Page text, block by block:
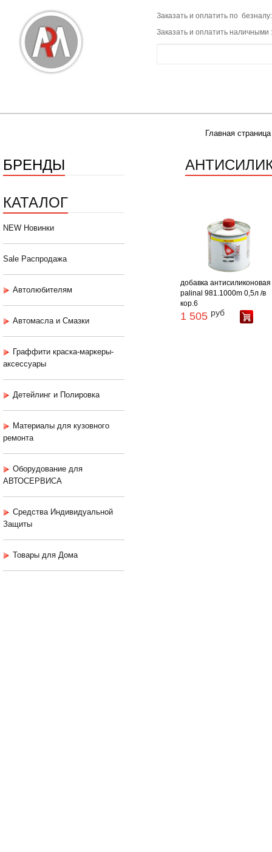
Заказать и оплатить по
Заказать и оплатить наличными
Главная страница
БРЕНДЫ
КАТАЛОГ
NEW Новинки
Sale Распродажа
Автолюбителям
Автомасла и Смазки
Граффити краска-маркеры-
аксессуары
Детейлинг и Полировка
Материалы для кузовного
ремонта
Оборудование для
АВТОСЕРВИСА
Средства Индивидуальной
Защиты
Товары для Дома
добавка антисиликоновая
palinal 981.1000m 0,5л /в
кор.6
1 505 руб